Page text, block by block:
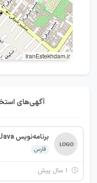
IranEstekhdam.ir
آگهی‌های
برنامه‌نویس Android) Java)
فارس